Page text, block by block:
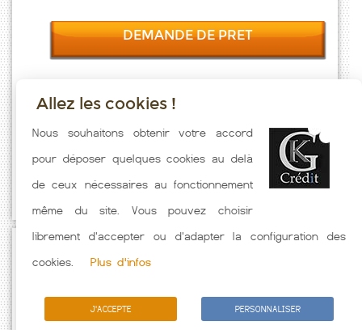
DEMANDE DE PRET
Taux emprunt actualisés (Ollioules) toutes les semaines. Taux
Immobilier pratiqués par nos partenaires bancaires. Meilleur Taux
hors assurance. Taux crédit immobilier indicatif fonction des
caractéristiques de l'emprunteur.
Allez les cookies !
Nous souhaitons obtenir votre accord
pour déposer quelques cookies au delà
de ceux nécessaires au fonctionnement
même du site. Vous pouvez choisir
librement d'accepter ou d'adapter la configuration des
cookies.
Plus d'infos
J'ACCEPTE PERSONNALISER